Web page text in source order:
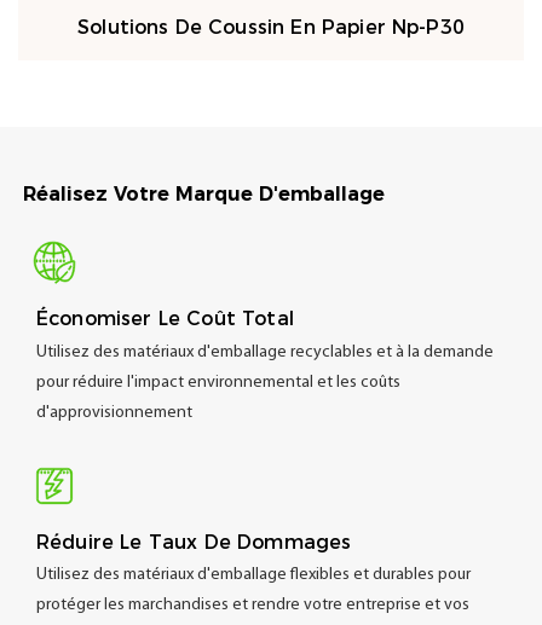
Solutions De Coussin En Papier Np-P30
Réalisez Votre Marque D'emballage
Économiser Le Coût Total
Utilisez des matériaux d'emballage recyclables et à la demande
pour réduire l'impact environnemental et les coûts
d'approvisionnement
Réduire Le Taux De Dommages
Utilisez des matériaux d'emballage flexibles et durables pour
protéger les marchandises et rendre votre entreprise et vos